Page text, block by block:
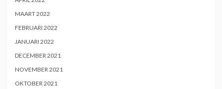
MAART 2022
FEBRUARI 2022
JANUARI 2022
DECEMBER 2021
NOVEMBER 2021
OKTOBER 2021